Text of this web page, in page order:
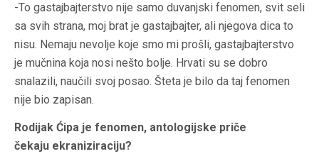
-To gastajbajterstvo nije samo duvanjski fenomen, svit seli
sa svih strana, moj brat je gastajbajter, ali njegova dica to
nisu. Nemaju nevolje koje smo mi prošli, gastajbajterstvo
je mučnina koja nosi nešto bolje. Hrvati su se dobro
snalazili, naučili svoj posao. Šteta je bilo da taj fenomen
nije bio zapisan.
Rodijak Ćipa je fenomen, antologijske priče
čekaju ekraniziraciju?